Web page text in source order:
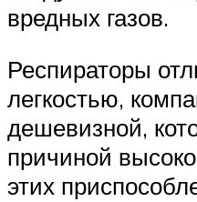
вредных газов.
Респираторы
легкостью,
дешевизной,
причиной
этих